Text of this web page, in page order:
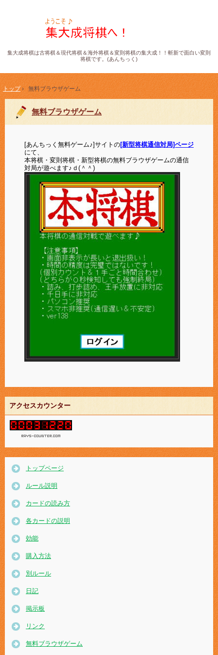
集大成将棋は古将棋＆現代将棋＆海外将棋＆変則将棋の集大成！！斬新で面白い変則
将棋です。(あんちっく)
トップ› 無料ブラウザゲーム
無料ブラウザゲーム
[あんちっく無料ゲーム♪]サイトの[新型将棋通信対局]ページ
にて、
本将棋・変則将棋・新型将棋の無料ブラウザゲームの通信
対局が遊べます♪ｄ(＾＾)
アクセスカウンター
トップページ
ルール説明
カードの読み方
各カードの説明
効能
購入方法
別ルール
日記
掲示板
リンク
無料ブラウザゲーム